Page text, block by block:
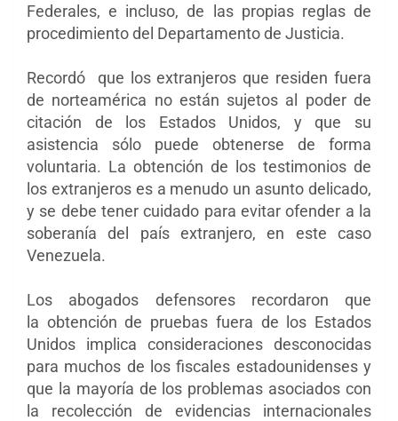
Federales, e incluso, de las propias reglas de
procedimiento del Departamento de Justicia.
Recordó que los extranjeros que residen fuera
de norteamérica no están sujetos al poder de
citación de los Estados Unidos, y que su
asistencia sólo puede obtenerse de forma
voluntaria. La obtención de los testimonios de
los extranjeros es a menudo un asunto delicado,
y se debe tener cuidado para evitar ofender a la
soberanía del país extranjero, en este caso
Venezuela.
Los abogados defensores recordaron que
la obtención de pruebas fuera de los Estados
Unidos implica consideraciones desconocidas
para muchos de los fiscales estadounidenses y
que la mayoría de los problemas asociados con
la recolección de evidencias internacionales